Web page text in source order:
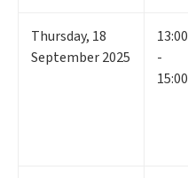
Thursday, 18
September 2025
13:00
-
15:00